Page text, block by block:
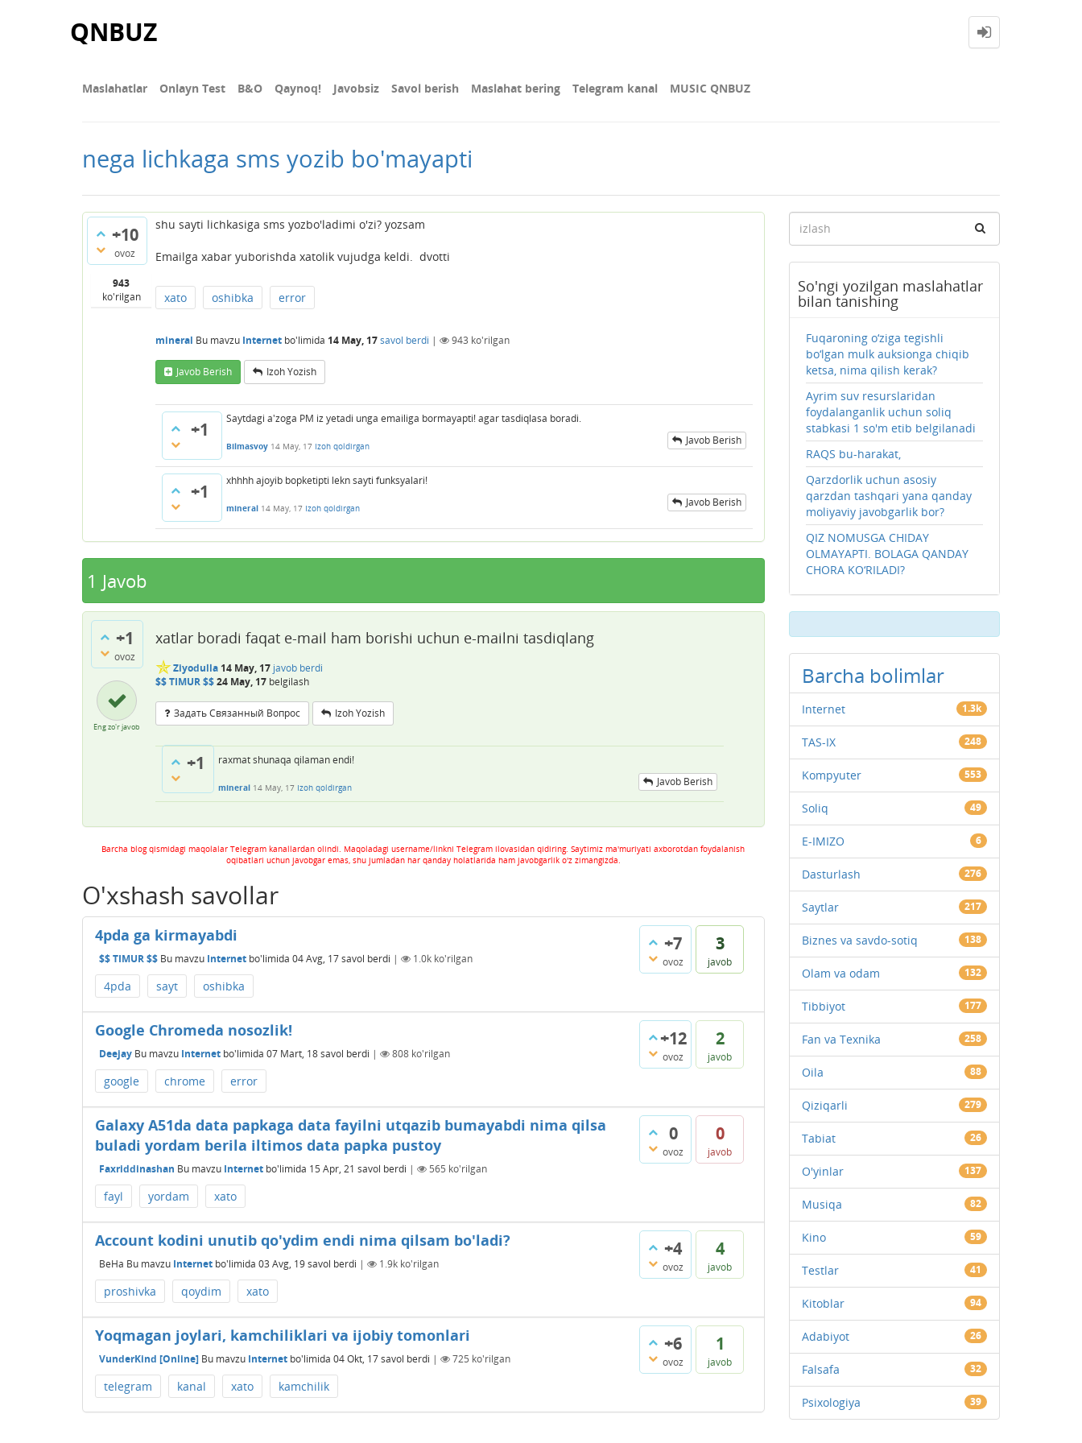
QNBUZ
Maslahatlar Onlayn Test В&О Qaynoq! Javobsiz Savol berish Maslahat bering Telegram kanal MUSIC QNBUZ
nega lichkaga sms yozib bo'mayapti
+10
ovoz
943
ko'rilgan
shu sayti lichkasiga sms yozbo'ladimi o'zi? yozsam
Emailga xabar yuborishda xatolik vujudga keldi. dvotti
xato oshibka error
mineral Bu mavzu Internet bo'limida 14 May, 17savol berdi | 943 ko'rilgan
Javob Berish Izoh Yozish
+1
Saytdagi a'zoga PM iz yetadi unga emailiga bormayapti! agar tasdiqlasa boradi.
Bilmasvoy 14 May, 17 Izoh qoldirgan Javob Berish
+1
xhhhh ajoyib bopketipti lekn sayti funksyalari!
mineral 14 May, 17 Izoh qoldirgan Javob Berish
1 Javob
+1
ovoz
Eng zo'r javob
xatlar boradi faqat e-mail ham borishi uchun e-mailni tasdiqlang
✯Ziyodulla 14 May, 17 javob berdi
$$ TIMUR $$24 May, 17 belgilash
Задать Связанный Вопрос Izoh Yozish
+1 raxmat shunaqa qilaman endi!
mineral 14 May, 17 Izoh qoldirgan Javob Berish
Barcha blog qismidagi maqolalar Telegram kanallardan olindi. Maqoladagi username/linkni Telegram ilovasidan qidiring. Saytimiz ma'muriyati axborotdan foydalanish
oqibatlari uchun javobgar emas, shu jumladan har qanday holatlarida ham javobgarlik o'z zimangizda.
O'xshash savollar
+7
ovoz
3
javob
4pda ga kirmayabdi
$$ TIMUR $$ Bu mavzu Internet bo'limida 04 Avg, 17savol berdi | 1.0k ko'rilgan
4pda sayt oshibka
+12
ovoz
2
javob
Google Chromeda nosozlik!
Deejay Bu mavzu Internet bo'limida 07 Mart, 18savol berdi | 808 ko'rilgan
google chrome error
0
ovoz
0
javob
Galaxy A51da data papkaga data fayilni utqazib bumayabdi nima qilsa
buladi yordam berila iltimos data papka pustoy
Faxriddinashan Bu mavzu Internet bo'limida 15 Apr, 21 savol berdi | 565 ko'rilgan
fayl yordam xato
+4
ovoz
4
javob
Account kodini unutib qo'ydim endi nima qilsam bo'ladi?
BeHa Bu mavzu Internet bo'limida 03 Avg, 19savol berdi | 1.9k ko'rilgan
proshivka qoydim xato
+6
ovoz
1
javob
Yoqmagan joylari, kamchiliklari va ijobiy tomonlari
VunderKind [Online] Bu mavzu Internet bo'limida 04 Okt, 17savol berdi | 725 ko'rilgan
telegram kanal xato kamchilik
So'ngi yozilgan maslahatlar
bilan tanishing
Fuqaroning o‘ziga tegishli
bo‘lgan mulk auksionga chiqib
ketsa, nima qilish kerak?
Ayrim suv resurslaridan
foydalanganlik uchun soliq
stabkasi 1 so'm etib belgilanadi
RAQS bu-harakat,
Qarzdorlik uchun asosiy
qarzdan tashqari yana qanday
moliyaviy javobgarlik bor?
QIZ NOMUSGA CHIDAY
OLMAYAPTI. BOLAGA QANDAY
CHORA KO‘RILADI?
Barcha bolimlar
Internet 1.3k
TAS-IX 248
Kompyuter 553
Soliq 49
E-IMIZO 6
Dasturlash 276
Saytlar 217
Biznes va savdo-sotiq 138
Olam va odam 132
Tibbiyot 177
Fan va Texnika 258
Oila 88
Qiziqarli 279
Tabiat 26
O'yinlar 137
Musiqa 82
Kino 59
Testlar 41
Kitoblar 94
Adabiyot 26
Falsafa 32
Psixologiya 39